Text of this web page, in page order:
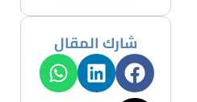
شارك المقال